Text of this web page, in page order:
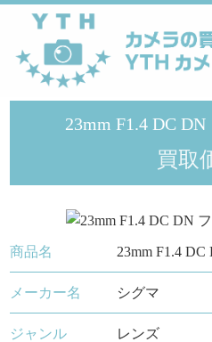
YTHカメラ >
23mm F1.4 DC
買取
商品名 23mm F1.4
メーカー名 シグマ
ジャンル レンズ